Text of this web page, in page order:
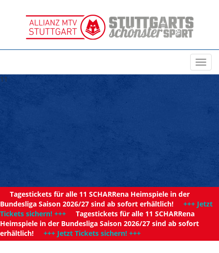
11
Tagestickets für alle 11 SCHARRena Heimspiele in der
Bundesliga Saison 2026/27 sind ab sofort erhältlich! +++ Jetzt
Tickets sichern! +++ Tagestickets für alle 11 SCHARRena
Heimspiele in der Bundesliga Saison 2026/27 sind ab sofort
erhältlich! +++ Jetzt Tickets sichern! +++